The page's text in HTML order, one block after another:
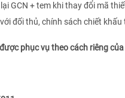
GCN + tem khi thay đổi mã
đối thủ, chính sách chiết
phục vụ theo cách riêng